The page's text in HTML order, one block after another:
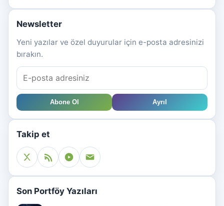
Newsletter
Yeni yazılar ve özel duyurular için e-posta adresinizi
bırakın.
Abone Ol Ayrıl
Takip et
Son Portföy Yazıları